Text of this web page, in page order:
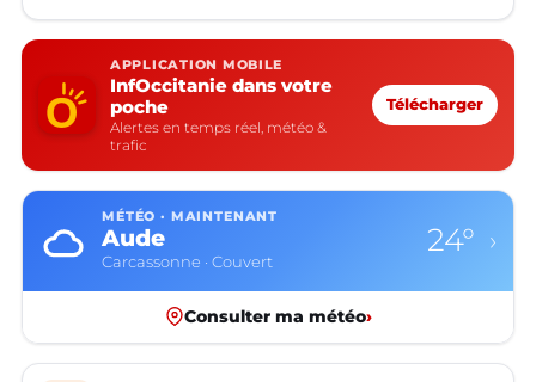
APPLICATION MOBILE
InfOccitanie dans votre
poche
Alertes en temps réel, météo &
trafic
Télécharger
MÉTÉO · MAINTENANT
Aude
Carcassonne · Couvert
24° ›
Consulter ma météo›